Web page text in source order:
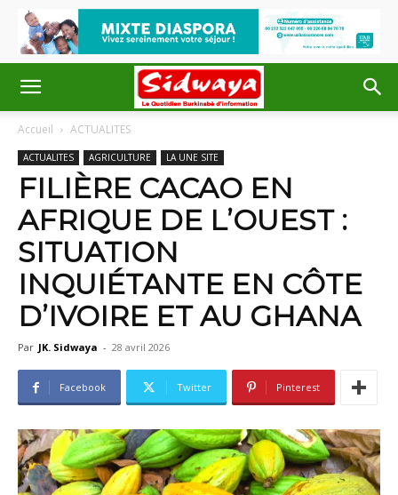
Accueil ACTUALITES
ACTUALITES AGRICULTURE LA UNE SITE
FILIÈRE CACAO EN
AFRIQUE DE L’OUEST :
SITUATION
INQUIÉTANTE EN CÔTE
D’IVOIRE ET AU GHANA
Par JK. Sidwaya - 28 avril 2026
Facebook Twitter Pinterest